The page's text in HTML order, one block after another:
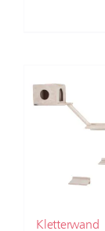
Kletterwand